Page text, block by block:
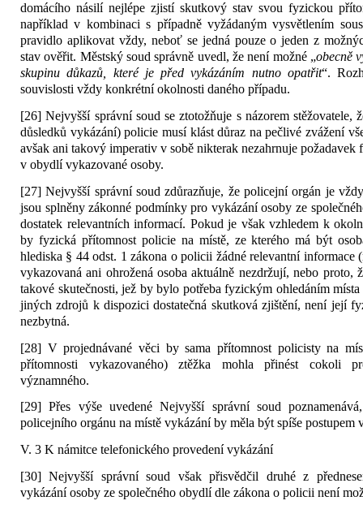
domácího násilí nejlépe zjistí skutkový stav svou fyzickou
například v kombinaci s případně vyžádaným vysvětlením
pravidlo aplikovat vždy, neboť se jedná pouze o jeden z
stav ověřit. Městský soud správně uvedl, že není možné „obecně
skupinu důkazů, které je před vykázáním nutno opatřit“.
souvislosti vždy konkrétní okolnosti daného případu.
[26] Nejvyšší správní soud se ztotožňuje s názorem stěžovatele,
důsledků vykázání) policie musí klást důraz na pečlivé zvážení
avšak ani takový imperativ v sobě nikterak nezahrnuje
v obydlí vykazované osoby.
[27] Nejvyšší správní soud zdůrazňuje, že policejní orgán je
jsou splněny zákonné podmínky pro vykázání osoby ze
dostatek relevantních informací. Pokud je však vzhledem k
by fyzická přítomnost policie na místě, ze kterého má být
hlediska § 44 odst. 1 zákona o policii žádné relevantní informace
vykazovaná ani ohrožená osoba aktuálně nezdržují, nebo proto,
takové skutečnosti, jež by bylo potřeba fyzickým ohledáním
jiných zdrojů k dispozici dostatečná skutková zjištění, není její
nezbytná.
[28] V projednávané věci by sama přítomnost policisty na
přítomnosti vykazovaného) ztěžka mohla přinést cokoli
významného.
[29] Přes výše uvedené Nejvyšší správní soud
policejního orgánu na místě vykázání by měla být spíše postupem
V. 3 K námitce telefonického provedení vykázání
[30] Nejvyšší správní soud však přisvědčil druhé z
vykázání osoby ze společného obydlí dle zákona o policii není